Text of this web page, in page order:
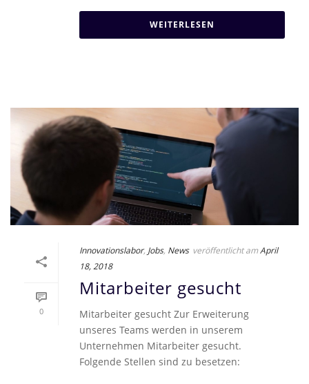
WEITERLESEN
0
Innovationslabor, Jobs, News veröffentlicht am April
18, 2018
Mitarbeiter gesucht
Mitarbeiter gesucht Zur Erweiterung
unseres Teams werden in unserem
Unternehmen Mitarbeiter gesucht.
Folgende Stellen sind zu besetzen: